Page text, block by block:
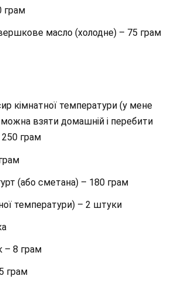
грам
масло (холодне) – 75 грам
кімнатної температури (у мене
можна взяти домашній і перебити
грам
(або сметана) – 180 грам
температури) – 2 штуки
– 8 грам
грам